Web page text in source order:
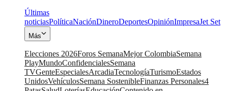
Últimas
noticiasPolíticaNaciónDineroDeportesOpiniónImpresaJet Set
Más
Elecciones 2026Foros SemanaMejor ColombiaSemana
PlayMundoConfidencialesSemana
TVGenteEspecialesArcadiaTecnologíaTurismoEstados
UnidosVehículosSemana SostenibleFinanzas Personales4